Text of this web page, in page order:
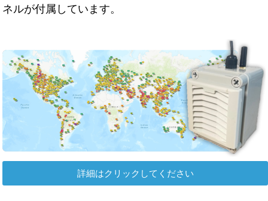
ネルが付属しています。
詳細はクリックしてください